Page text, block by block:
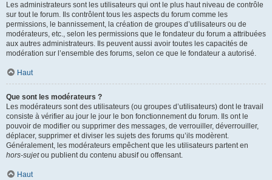
Les administrateurs sont les utilisateurs qui ont le plus haut niveau de contrôle
sur tout le forum. Ils contrôlent tous les aspects du forum comme les
permissions, le bannissement, la création de groupes d’utilisateurs ou de
modérateurs, etc., selon les permissions que le fondateur du forum a attribuées
aux autres administrateurs. Ils peuvent aussi avoir toutes les capacités de
modération sur l’ensemble des forums, selon ce que le fondateur a autorisé.
Haut
Que sont les modérateurs ?
Les modérateurs sont des utilisateurs (ou groupes d’utilisateurs) dont le travail
consiste à vérifier au jour le jour le bon fonctionnement du forum. Ils ont le
pouvoir de modifier ou supprimer des messages, de verrouiller, déverrouiller,
déplacer, supprimer et diviser les sujets des forums qu’ils modèrent.
Généralement, les modérateurs empêchent que les utilisateurs partent en
hors-sujetou publient du contenu abusif ou offensant.
Haut